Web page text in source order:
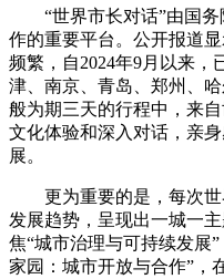
“世界市长对话”由国务
作的重要平台。公开报道
频繁，自2024年9月以来，
津、南京、青岛、郑州、
般为期三天的行程中，来
文化体验和深入对话，亲
展。
更为重要的是，每次世
发展趋势，呈现出一城一
焦“城市治理与可持续发展
家园：城市开放与合作”，